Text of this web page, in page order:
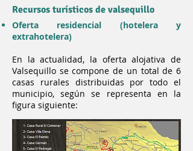
Oferta residencial (hotelera y
extrahotelera)
En la actualidad, la oferta alojativa de
Valsequillo se compone de un total de 6
casas rurales distribuidas por todo el
municipio, según se representa en la
figura siguiente:
Recursos turísticos de valsequillo